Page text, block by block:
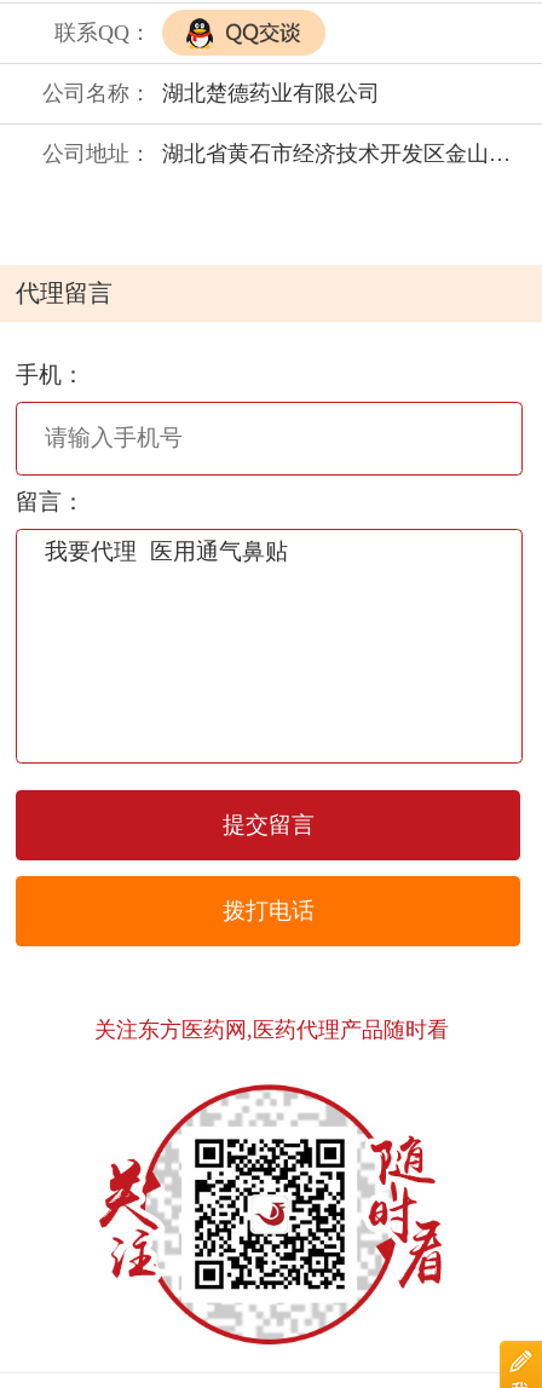
联系QQ：
公司名称： 湖北楚德药业有限公司
公司地址： 湖北省黄石市经济技术开发区金山大道189号
代理留言
手机：
留言：
拨打电话
关注东方医药网,医药代理产品随时看